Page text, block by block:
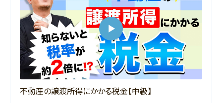
不動産の譲渡所得にかかる税金【中級】